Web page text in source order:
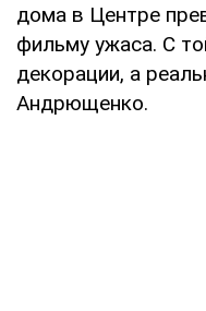
дома в Центре
фильму ужаса. С
декорации, а
Андрющенко.